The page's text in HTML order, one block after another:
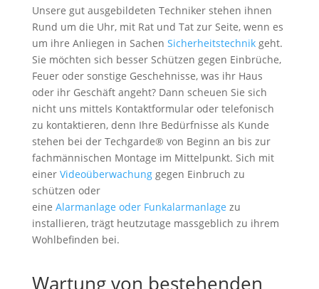
Unsere gut ausgebildeten Techniker stehen ihnen
Rund um die Uhr, mit Rat und Tat zur Seite, wenn es
um ihre Anliegen in Sachen Sicherheitstechnik geht.
Sie möchten sich besser Schützen gegen Einbrüche,
Feuer oder sonstige Geschehnisse, was ihr Haus
oder ihr Geschäft angeht? Dann scheuen Sie sich
nicht uns mittels Kontaktformular oder telefonisch
zu kontaktieren, denn Ihre Bedürfnisse als Kunde
stehen bei der Techgarde® von Beginn an bis zur
fachmännischen Montage im Mittelpunkt. Sich mit
einer Videoüberwachunggegen Einbruch zu
schützen oder
eine Alarmanlage oder Funkalarmanlage zu
installieren, trägt heutzutage massgeblich zu ihrem
Wohlbefinden bei.
Wartung von bestehenden